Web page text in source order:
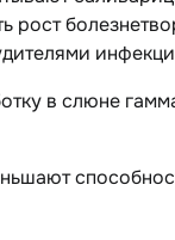
рост
в слюне